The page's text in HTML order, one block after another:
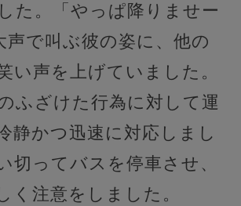
た。「やっぱ降りませー
声で叫ぶ彼の姿に、他の
い声を上げていました。
ふざけた行為に対して運
静かつ迅速に対応しまし
切ってバスを停車させ、
く注意をしました。